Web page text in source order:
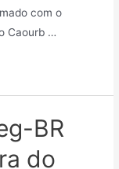
com o
Caourb …
BR
do